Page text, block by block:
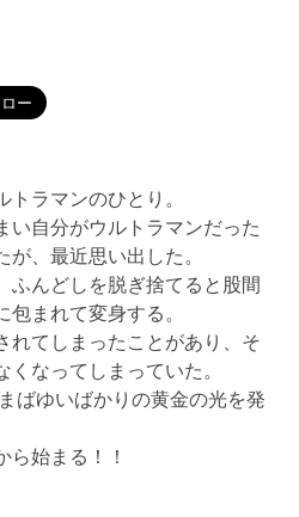
ラマンのひとり。
い自分がウルトラマンだった
、最近思い出した。
ふんどしを脱ぎ捨てると股間
まれて変身する。
れてしまったことがあり、そ
なってしまっていた。
ばゆいばかりの黄金の光を発
ら始まる！！